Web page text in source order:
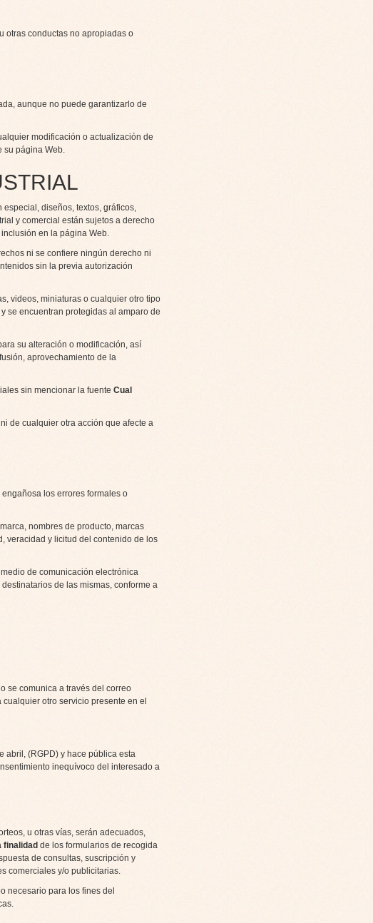
otras conductas no apropiadas o
aunque no puede garantizarlo de
modificación o actualización de
su página Web.
diseños, textos, gráficos,
y comercial están sujetos a derecho
en la página Web.
ni se confiere ningún derecho ni
sin la previa autorización
videos, miniaturas o cualquier otro tipo
se encuentran protegidas al amparo de
su alteración o modificación, así
aprovechamiento de la
sin mencionar la fuente Cual
de cualquier otra acción que afecte a
los errores formales o
nombres de producto, marcas
veracidad y licitud del contenido de los
de comunicación electrónica
de las mismas, conforme a
se comunica a través del correo
otro servicio presente en el
abril, (RGPD) y hace pública esta
inequívoco del interesado a
u otras vías, serán adecuados,
finalidad de los formularios de recogida
de consultas, suscripción y
comerciales y/o publicitarias.
necesario para los fines del